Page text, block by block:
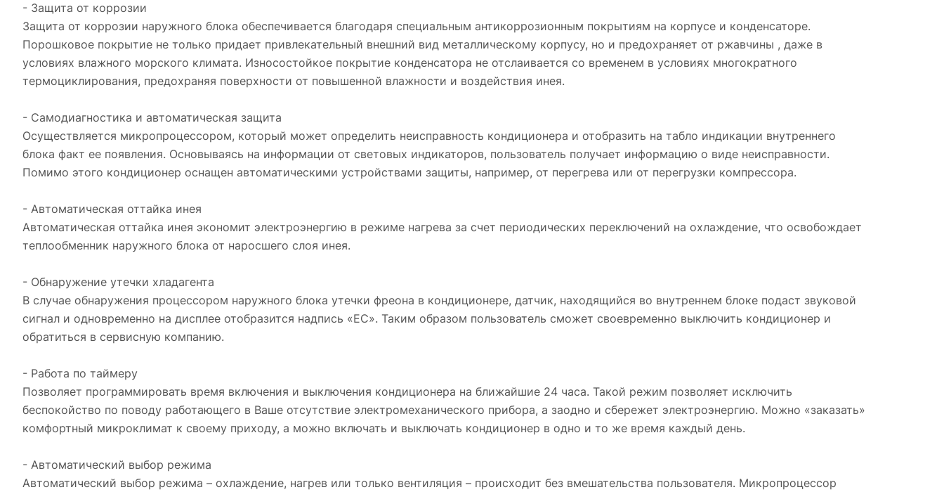
- Защита от коррозии
Защита от коррозии наружного блока обеспечивается благодаря специальным антикоррозионным покрытиям на корпусе и конденсаторе.
Порошковое покрытие не только придает привлекательный внешний вид металлическому корпусу, но и предохраняет от ржавчины , даже в
условиях влажного морского климата. Износостойкое покрытие конденсатора не отслаивается со временем в условиях многократного
термоциклирования, предохраняя поверхности от повышенной влажности и воздействия инея.
- Самодиагностика и автоматическая защита
Осуществляется микропроцессором, который может определить неисправность кондиционера и отобразить на табло индикации внутреннего
блока факт ее появления. Основываясь на информации от световых индикаторов, пользователь получает информацию о виде неисправности.
Помимо этого кондиционер оснащен автоматическими устройствами защиты, например, от перегрева или от перегрузки компрессора.
- Автоматическая оттайка инея
Автоматическая оттайка инея экономит электроэнергию в режиме нагрева за счет периодических переключений на охлаждение, что освобождает
теплообменник наружного блока от наросшего слоя инея.
- Обнаружение утечки хладагента
В случае обнаружения процессором наружного блока утечки фреона в кондиционере, датчик, находящийся во внутреннем блоке подаст звуковой
сигнал и одновременно на дисплее отобразится надпись «EC». Таким образом пользователь сможет своевременно выключить кондиционер и
обратиться в сервисную компанию.
- Работа по таймеру
Позволяет программировать время включения и выключения кондиционера на ближайшие 24 часа. Такой режим позволяет исключить
беспокойство по поводу работающего в Ваше отсутствие электромеханического прибора, а заодно и сбережет электроэнергию. Можно «заказать»
комфортный микроклимат к своему приходу, а можно включать и выключать кондиционер в одно и то же время каждый день.
- Автоматический выбор режима
Автоматический выбор режима – охлаждение, нагрев или только вентиляция – происходит без вмешательства пользователя. Микропроцессор